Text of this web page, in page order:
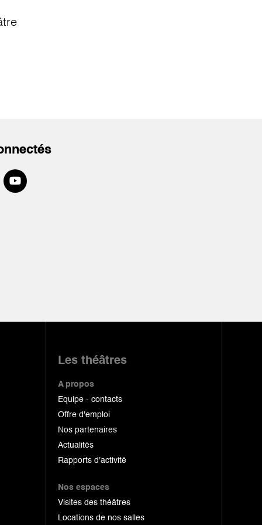
Les théâtres
A propos
Equipe - contacts
Offre d'emploi
Nos partenaires
Actualités
Rapports d'activité
Nos espaces
Visites des théâtres
Locations de nos salles